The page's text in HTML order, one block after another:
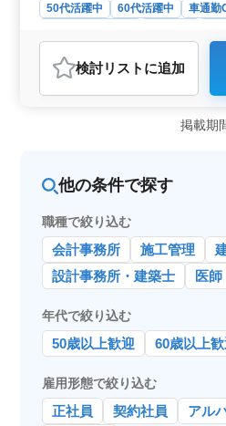
50代活躍中 60代活躍中 車通勤
おすすめポイント
＜やりがい＞ 訪問看護の業務
いを持つ方々の自宅での生活
します。 経験を活かし看護・
す。 訪問看護は多様な医療ニ
＜働きやすい環境＞ 車通勤可
が少なめという条件で、働きや
の時間も大切にできる職場環境
検討リスト に追加
掲載期
他の条件で探す
職種で絞り込む
会計事務所 施工管理
設計事務所・建築士
医師
年代で絞り込む
50歳以上歓迎 60歳以上
雇用形態で絞り込む
正社員 契約社員 アル